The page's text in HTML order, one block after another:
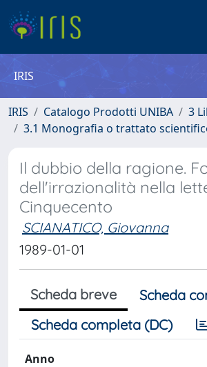
IRIS
IRIS Catalogo Prodotti UNIBA
3
3.1 Monografia o trattato
Il dubbio della ragione.
dell'irrazionalità nella
Cinquecento
SCIANATICO, Giovanna
1989-01-01
Scheda breve
Scheda
Scheda completa (DC)
Anno